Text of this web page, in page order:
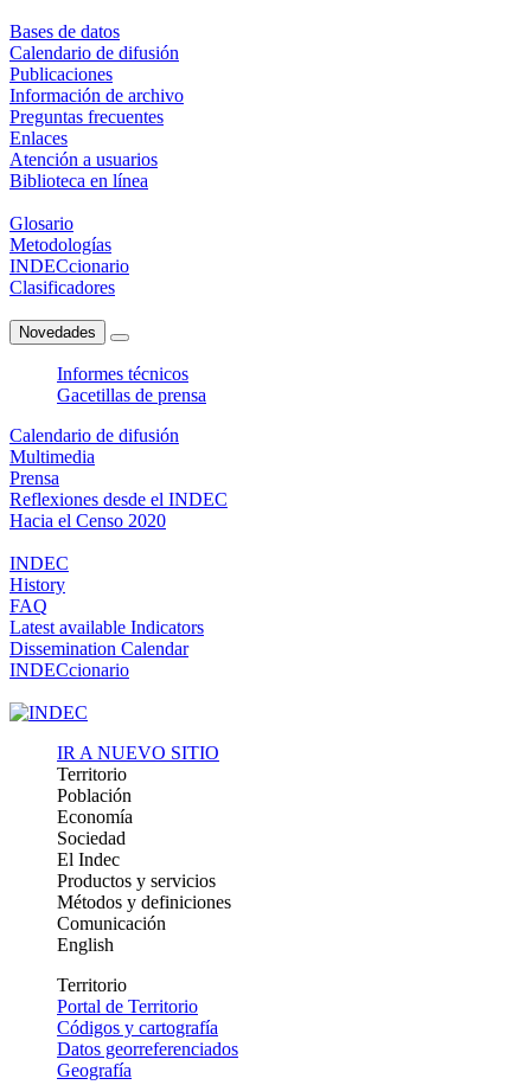
Bases de datos
Calendario de difusión
Publicaciones
Información de archivo
Preguntas frecuentes
Enlaces
Atención a usuarios
Biblioteca en línea
Glosario
Metodologías
INDECcionario
Clasificadores
Novedades
Informes técnicos
Gacetillas de prensa
Calendario de difusión
Multimedia
Prensa
Reflexiones desde el INDEC
Hacia el Censo 2020
INDEC
History
FAQ
Latest available Indicators
Dissemination Calendar
INDECcionario
IR A NUEVO SITIO
Territorio
Población
Economía
Sociedad
El Indec
Productos y servicios
Métodos y definiciones
Comunicación
English
Territorio
Portal de Territorio
Códigos y cartografía
Datos georreferenciados
Geografía